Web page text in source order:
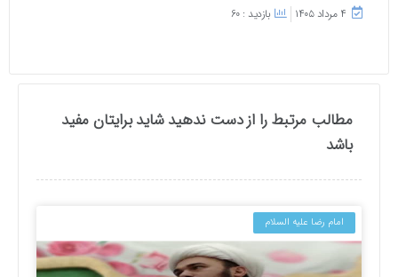
۴ مرداد ۱۴۰۵ بازدید : 60
مطالب مرتبط را از دست ندهید شاید برایتان مفید
باشد
امام رضا علیه السلام